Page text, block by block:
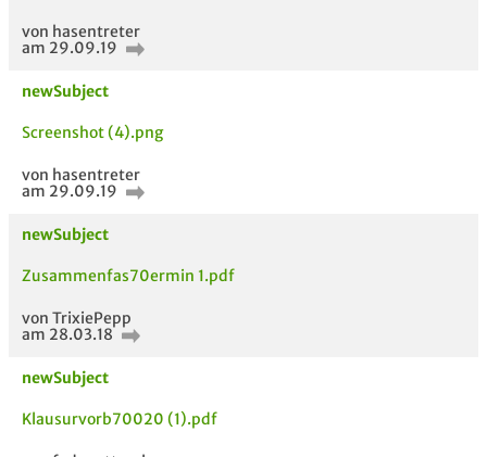
starten
Module anderer Unis
von hasentreter
am 29.09.19
newSubject
Screenshot (4).png
von hasentreter
am 29.09.19
newSubject
Zusammenfas70ermin 1.pdf
von TrixiePepp
am 28.03.18
newSubject
Klausurvorb70020 (1).pdf